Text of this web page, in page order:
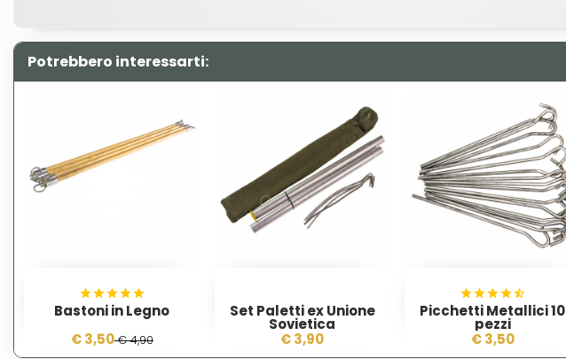
Potrebbero interessarti:
Bastoni in Legno
€ 3,50€ 4,90
Set Paletti ex Unione
Sovietica
€ 3,90
Picchetti Metallici 10
pezzi
€ 3,50